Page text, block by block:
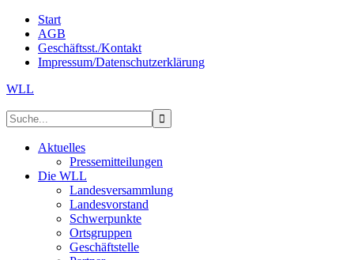
Start
AGB
Geschäftsst./Kontakt
Impressum/Datenschutzerklärung
WLL
Aktuelles
Pressemitteilungen
Die WLL
Landesversammlung
Landesvorstand
Schwerpunkte
Ortsgruppen
Geschäftstelle